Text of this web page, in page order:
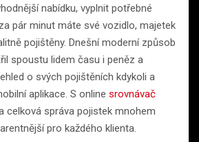
nabídku, vyplnit potřebné
pár minut máte své vozidlo, majetek
pojištěny. Dnešní moderní způsob
spoustu lidem času i peněz a
o svých pojištěních kdykoli a
aplikace. S online srovnávač
celková správa pojistek mnohem
pro každého klienta.